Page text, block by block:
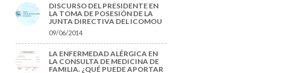
DISCURSO DEL PRESIDENTE EN
LA TOMA DE POSESIÓN DE LA
JUNTA DIRECTIVA DEL ICOMOU
09/06/2014
LA ENFERMEDAD ALÉRGICA EN
LA CONSULTA DE MEDICINA DE
FAMILIA. ¿QUÉ PUEDE APORTAR